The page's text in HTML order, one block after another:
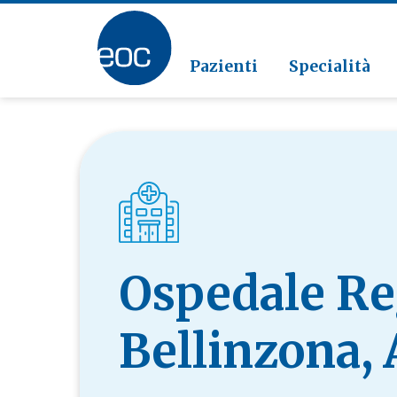
Pazienti Specialità
Vai alla sezione
Ospedale
Bellinzona,